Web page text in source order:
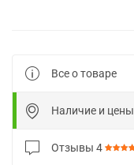
Все о товаре
Наличие и цены
Отзывы 4